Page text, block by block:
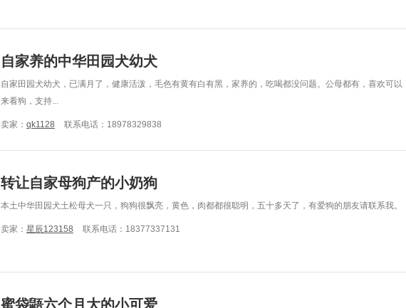
自家养的中华田园犬幼犬
自家田园犬幼犬，已满月了，健康活泼，毛色有黄有白有黑，家养的，吃喝都没问题。公母都有，喜欢可以
来看狗，支持...
卖家： qk1128 联系电话：18978329838
转让自家母狗产的小奶狗
本土中华田园犬土松母犬一只，狗狗很飘亮，黄色，肉都都很聪明，五十多天了，有爱狗的朋友请联系我。
卖家： 星辰123158 联系电话：18377337131
蜜袋鼯六个月大的小可爱